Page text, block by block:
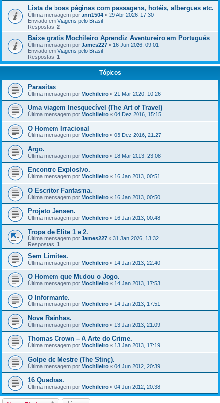
Lista de boas páginas com passagens, hotéis, albergues etc.
Última mensagem por ann1504 « 29 Abr 2026, 17:30
Enviado em Viagens pelo Brasil
Respostas: 2
Baixe grátis Mochileiro Aprendiz Aventureiro em Português
Última mensagem por James227 « 16 Jun 2026, 09:01
Enviado em Viagens pelo Brasil
Respostas: 1
Tópicos
Parasitas
Última mensagem por Mochileiro « 21 Mar 2020, 10:26
Uma viagem Inesquecível (The Art of Travel)
Última mensagem por Mochileiro « 04 Dez 2016, 15:15
​​O Homem Irracional
Última mensagem por Mochileiro « 03 Dez 2016, 21:27
Argo.
Última mensagem por Mochileiro « 18 Mar 2013, 23:08
Encontro Explosivo.
Última mensagem por Mochileiro « 16 Jan 2013, 00:51
O Escritor Fantasma.
Última mensagem por Mochileiro « 16 Jan 2013, 00:50
Projeto Jensen.
Última mensagem por Mochileiro « 16 Jan 2013, 00:48
Tropa de Elite 1 e 2.
Última mensagem por James227 « 31 Jan 2026, 13:32
Respostas: 1
Sem Limites.
Última mensagem por Mochileiro « 14 Jan 2013, 22:40
O Homem que Mudou o Jogo.
Última mensagem por Mochileiro « 14 Jan 2013, 17:53
O Informante.
Última mensagem por Mochileiro « 14 Jan 2013, 17:51
Nove Rainhas.
Última mensagem por Mochileiro « 13 Jan 2013, 21:09
Thomas Crown – A Arte do Crime.
Última mensagem por Mochileiro « 13 Jan 2013, 17:19
Golpe de Mestre (The Sting).
Última mensagem por Mochileiro « 04 Jun 2012, 20:39
16 Quadras.
Última mensagem por Mochileiro « 04 Jun 2012, 20:38